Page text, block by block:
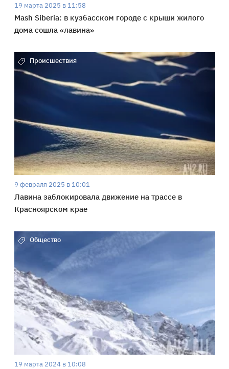
19 марта 2025 в 11:58
Mash Siberia: в кузбасском городе с крыши жилого
дома сошла «лавина»
Происшествия
9 февраля 2025 в 10:01
Лавина заблокировала движение на трассе в
Красноярском крае
Общество
19 марта 2024 в 10:08